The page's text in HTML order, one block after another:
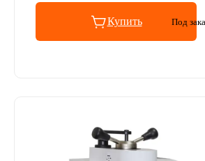
Купить Под